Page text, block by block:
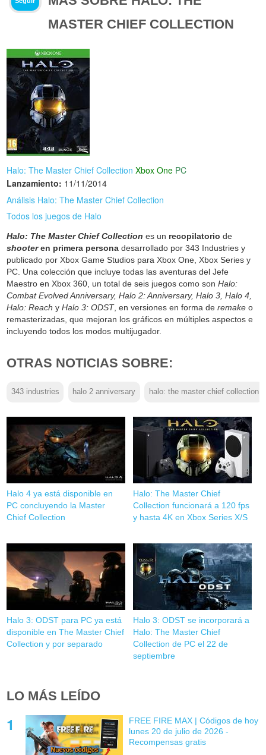
MASTER CHIEF COLLECTION
Halo: The Master Chief Collection Xbox One PC
Lanzamiento: 11/11/2014
Análisis Halo: The Master Chief Collection
Todos los juegos de Halo
Halo: The Master Chief Collection es un recopilatorio de
shooteren primera persona desarrollado por 343 Industries y
publicado por Xbox Game Studios para Xbox One, Xbox Series y
PC. Una colección que incluye todas las aventuras del Jefe
Maestro en Xbox 360, un total de seis juegos como sonHalo:
Combat Evolved Anniversary, Halo 2: Anniversary, Halo 3, Halo 4,
Halo: Reach yHalo 3: ODST, en versiones en forma deremake o
remasterizadas, que mejoran los gráficos en múltiples aspectos e
incluyendo todos los modos multijugador.
OTRAS NOTICIAS SOBRE:
343 industries halo 2 anniversary halo: the master chief collection
Halo 4 ya está disponible en
PC concluyendo la Master
Chief Collection
Halo: The Master Chief
Collection funcionará a 120 fps
y hasta 4K en Xbox Series X/S
Halo 3: ODST para PC ya está
disponible en The Master Chief
Collection y por separado
Halo 3: ODST se incorporará a
Halo: The Master Chief
Collection de PC el 22 de
septiembre
LO MÁS LEÍDO
FREE FIRE MAX | Códigos de hoy
lunes 20 de julio de 2026 -
Recompensas gratis